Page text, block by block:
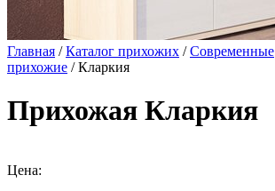
Главная /Каталог прихожих /Современные
прихожие / Кларкия
Прихожая Кларкия
Цена: